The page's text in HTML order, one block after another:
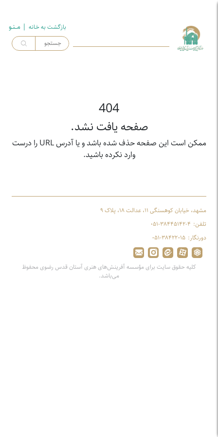
بازگشت به خـانه | مــنـو
404
صفحه یافت نشد.
ممکن است این صفحه حذف شده باشد و یا آدرس URL را درست
وارد نکرده باشید.
مشهد، خیابان کوهسنگی ۱۱، عدالت ۱۸، پلاک ۹
تلفن: ۰۵۱-۳۸۴۴۵۱۴۲-۴
دورنگار: ۰۵۱-۳۸۴۲۲۰۱۵
کلیه حقوق سایت برای مؤسسه آفرینش‌های هنری آستان قدس رضوی محفوظ
می‌باشد.